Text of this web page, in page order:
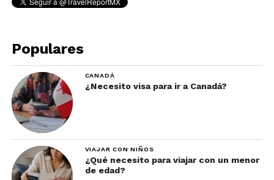
Populares
CANADÁ
¿Necesito visa para ir a Canadá?
VIAJAR CON NIÑOS
¿Qué necesito para viajar con un menor
de edad?